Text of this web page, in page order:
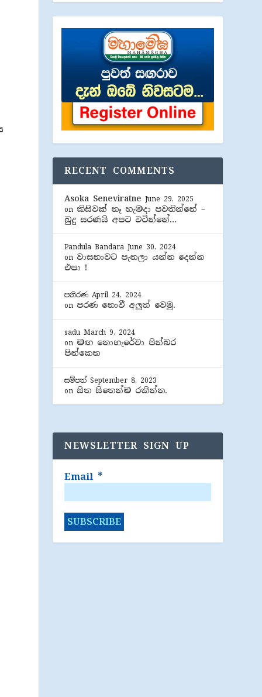
RECENT COMMENTS
Asoka Seneviratne June 29, 2025
on කිසිවක් නෑ හැමදා පවතින්නේ –
බුදු සරණයි අපට වටින්නේ…
Pandula Bandara June 30, 2024
on වාසනාවට පැනලා යන්න දෙන්න
එපා !
පතිරණ April 24, 2024
on පරණ නොවී අලුත් වෙමු.
sadu March 9, 2024
on මඟ නොහැරේවා පින්බර
පින්කෙත
සම්පත් September 8, 2023
onසිත සිතෙන්ම රකින්න.
NEWSLETTER SIGN UP
Email *